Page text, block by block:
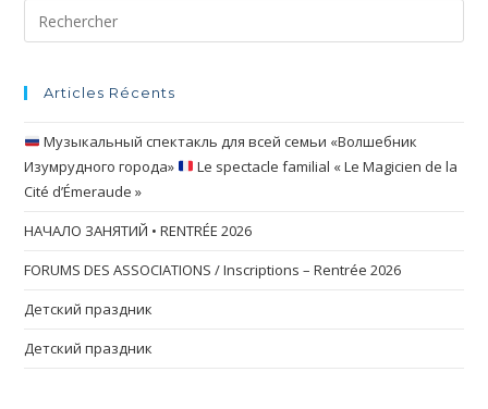
Articles Récents
Музыкальный спектакль для всей семьи «Волшебник
Изумрудного города»
Le spectacle familial « Le Magicien de la
Cité d’Émeraude »
НАЧАЛО ЗАНЯТИЙ • RENTRÉE 2026
FORUMS DES ASSOCIATIONS / Inscriptions – Rentrée 2026
Детский праздник
Детский праздник